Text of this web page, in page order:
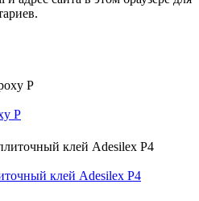
P
клей Adesilex P4